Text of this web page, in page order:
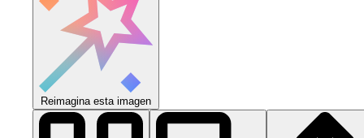
Reimagina esta imagen